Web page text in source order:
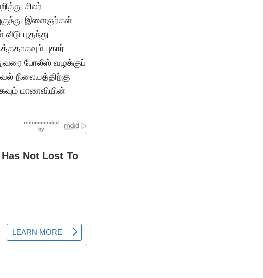
சிலர்
இளைஞர்கள்
புகுந்து
புகார்
போலீஸ் வழக்குப்
நிலையத்திற்கு
மாணவியின்